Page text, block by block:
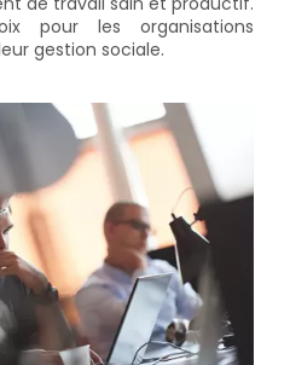
pour les organisations
gestion sociale.